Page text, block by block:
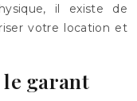
il existe de
votre location et
garant